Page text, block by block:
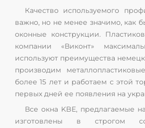
Качество используемого
важно, но не менее значимо, как
оконные конструкции.
компании «Виконт»
используют преимущества
производим
более 15 лет и работаем с этой
первых дней ее появления на
Все окна KBE, предлагаемые
изготовлены в строгом